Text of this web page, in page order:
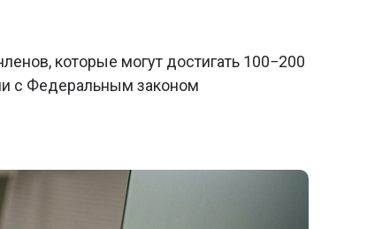
которые могут достигать 100−200
с Федеральным законом